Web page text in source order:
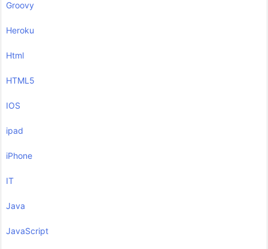
Groovy
Heroku
Html
HTML5
IOS
ipad
iPhone
IT
Java
JavaScript